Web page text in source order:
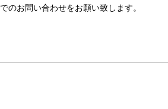
でのお問い合わせをお願い致します。